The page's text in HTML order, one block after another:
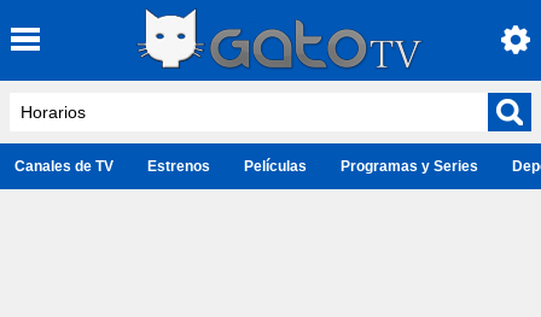
Canales de TV Estrenos Películas Programas y Series